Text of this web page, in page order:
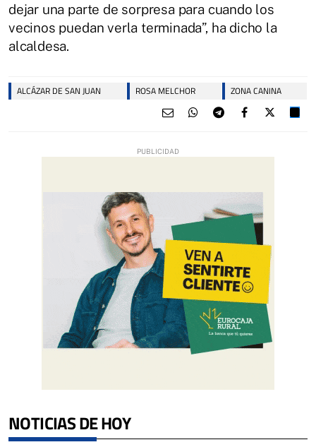
dejar una parte de sorpresa para cuando los
vecinos puedan verla terminada”, ha dicho la
alcaldesa.
ALCÁZAR DE SAN JUAN ROSA MELCHOR ZONA CANINA
NOTICIAS DE HOY